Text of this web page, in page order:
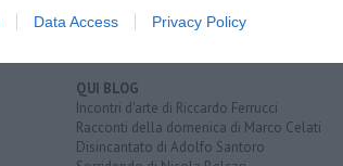
Data Access Privacy Policy
Archivio Notizie
Persone
QUI BLOG
Incontri d'arte di Riccardo Ferrucci
Racconti della domenica di Marco Celati
Disincantato di Adolfo Santoro